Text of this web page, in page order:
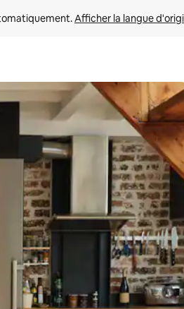
Afficher la langue